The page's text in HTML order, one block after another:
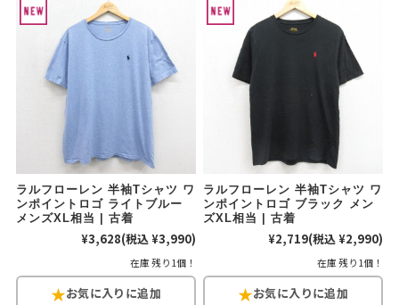
ラルフローレン 半袖Tシャツ ワ
ンポイントロゴ ライトブルー
メンズXL相当 | 古着
¥3,628(税込 ¥3,990)
在庫 残り1個！
ラルフローレン 半袖Tシャツ ワ
ンポイントロゴ ブラック メン
ズXL相当 | 古着
¥2,719(税込 ¥2,990)
在庫 残り1個！